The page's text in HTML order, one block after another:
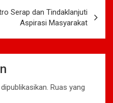
Serap dan Tindaklanjuti
Aspirasi Masyarakat
Ruas yang